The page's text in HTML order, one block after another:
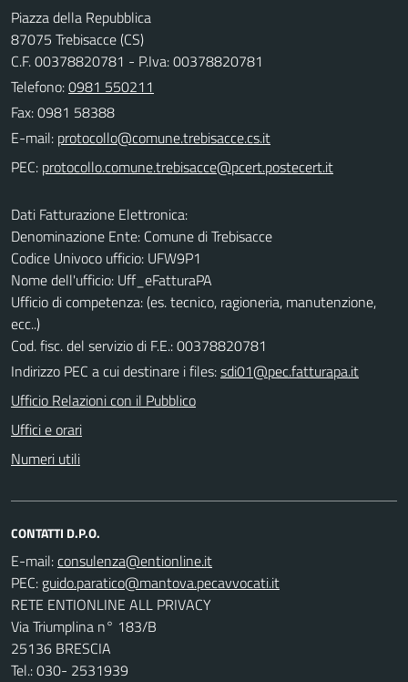
Piazza della Repubblica
87075 Trebisacce (CS)
C.F. 00378820781 - P.Iva: 00378820781
Telefono:0981 550211
Fax: 0981 58388
E-mail:
PEC:
Dati Fatturazione Elettronica:
Denominazione Ente: Comune di Trebisacce
Codice Univoco ufficio: UFW9P1
Nome dell'ufficio: Uff_eFatturaPA
Ufficio di competenza: (es. tecnico, ragioneria, manutenzione,
ecc..)
Cod. fisc. del servizio di F.E.: 00378820781
Indirizzo PEC a cui destinare i files:sdi01@pec.fatturapa.it
Ufficio Relazioni con il Pubblico
Uffici e orari
Numeri utili
CONTATTI D.P.O.
E-mail:
PEC:
RETE ENTIONLINE ALL PRIVACY
Via Triumplina n° 183/B
25136 BRESCIA
Tel.: 030- 2531939